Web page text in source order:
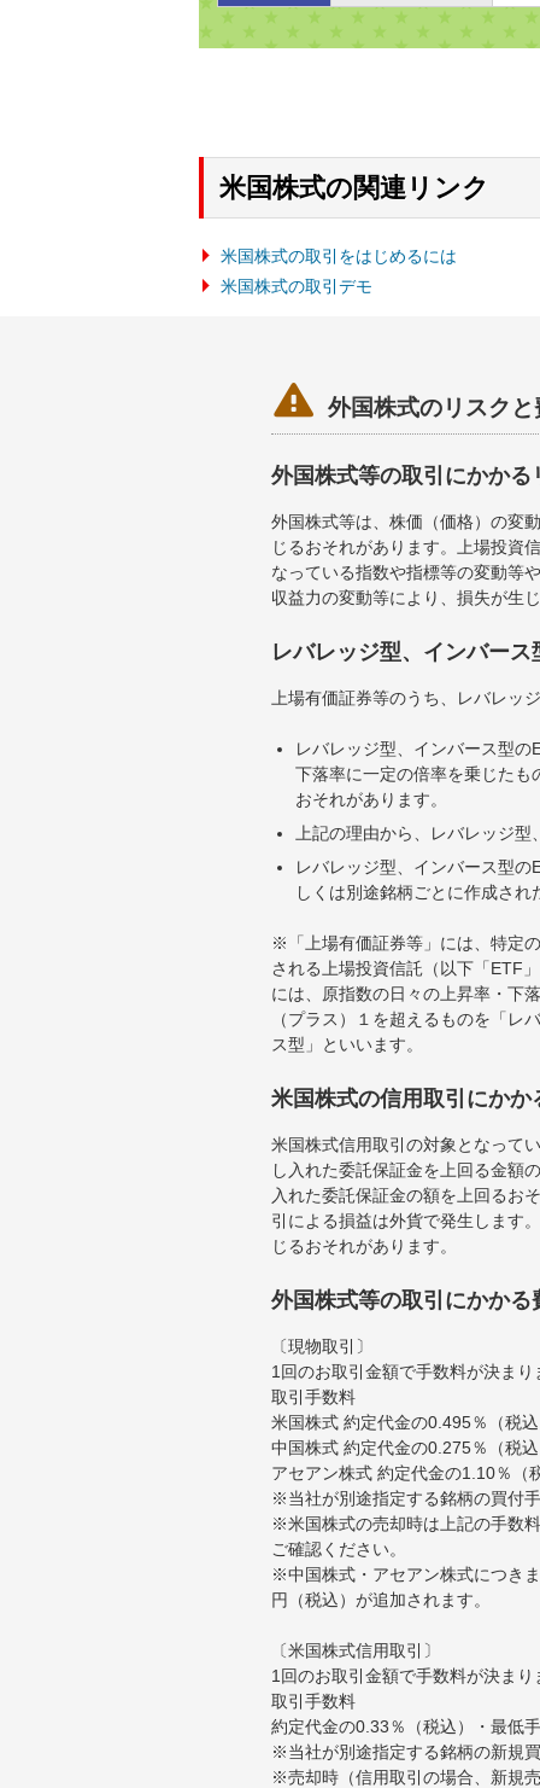
米国株式の関連リンク
米国株式の取引をはじめるには
米国株式の取引デモ
 外国株式のリスク
外国株式等の取引にかかる
外国株式等は、株価（価格）の変
じるおそれがあります。上場投資
なっている指数や指標等の変動等
収益力の変動等により、損失が生
レバレッジ型、インバー
上場有価証券等のうち、レバレ
レバレッジ型、インバース型
下落率に一定の倍率を乗じた
おそれがあります。
上記の理由から、レバレッジ
レバレッジ型、インバース型
しくは別途銘柄ごとに作成さ
※「上場有価証券等」には、特定
される上場投資信託（以下「ETF
には、原指数の日々の上昇率・下
（プラス）１を超えるものを「
ス型」といいます。
米国株式の信用取引にかか
米国株式信用取引の対象となって
し入れた委託保証金を上回る金額
入れた委託保証金の額を上回るお
引による損益は外貨で発生します
じるおそれがあります。
外国株式等の取引にかかる
〔現物取引〕
1回のお取引金額で手数料が決まり
取引手数料
米国株式 約定代金の0.495％（税
中国株式 約定代金の0.275％（税
アセアン株式 約定代金の1.10％（
※当社が別途指定する銘柄の買付
※米国株式の売却時は上記の手数
ご確認ください。
※中国株式・アセアン株式につき
円（税込）が追加されます。
〔米国株式信用取引〕
1回のお取引金額で手数料が決まり
取引手数料
約定代金の0.33％（税込）・最低
※当社が別途指定する銘柄の新規
※売却時（信用取引の場合、新規